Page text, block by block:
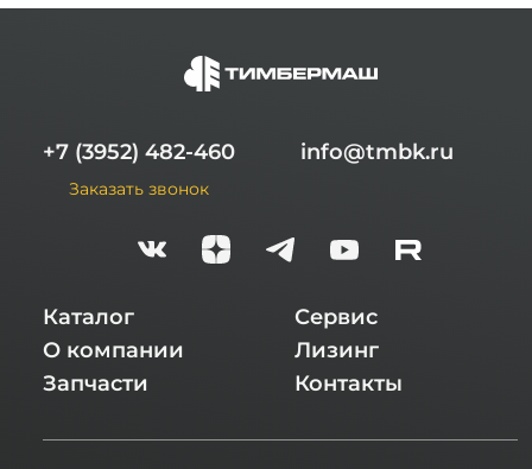
+7 (3952) 482-460
Заказать звонок
info@tmbk.ru
Каталог
О компании
Запчасти
Сервис
Лизинг
Контакты